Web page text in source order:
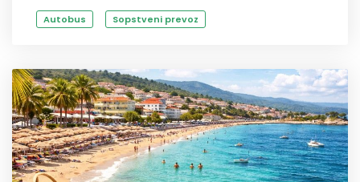
Autobus Sopstveni prevoz